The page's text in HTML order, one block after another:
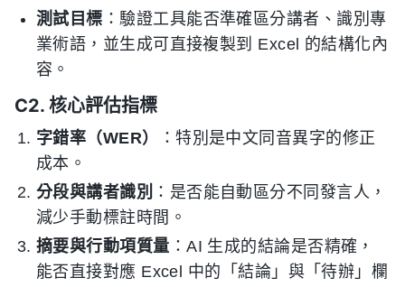
測試目標 ：驗證工具能否準確區分講者、識別專
業術語，並生成可直接複製到 Excel 的結構化內
容。
C2. 核心評估指標
字錯率（WER）
：特別是中文同音異字的修正
成本。
分段與講者識別 ：是否能自動區分不同發言人，
減少手動標註時間。
摘要與行動項質量 ：AI 生成的結論是否精確，
能否直接對應 Excel 中的「結論」與「待辦」欄